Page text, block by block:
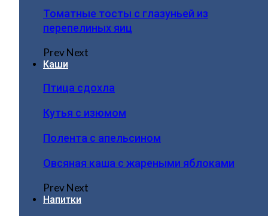
Томатные тосты с глазуньей из
перепелиных яиц
PrevNext
Каши
Птица сдохла
Кутья с изюмом
Полента с апельсином
Овсяная каша с жареными яблоками
PrevNext
Напитки